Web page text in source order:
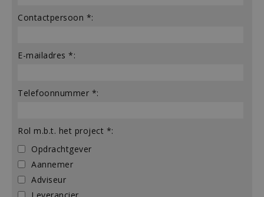
Contactpersoon *:
E-mailadres *:
Telefoonnummer *:
Rol m.b.t. het project *:
Opdrachtgever
Aannemer
Adviseur